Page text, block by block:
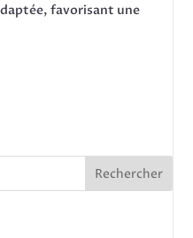
favorisant une
Rechercher